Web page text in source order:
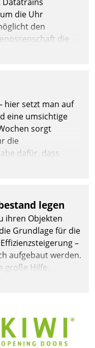
die Uhr
den
die
Tablet oder PC.
hier setzt man auf
eine umsichtige
sorgt
die
dafür, dass
so es sein muss,
legen
ihren Objekten
Grundlage für die
–
aufgebaut werden.
große Hilfe.